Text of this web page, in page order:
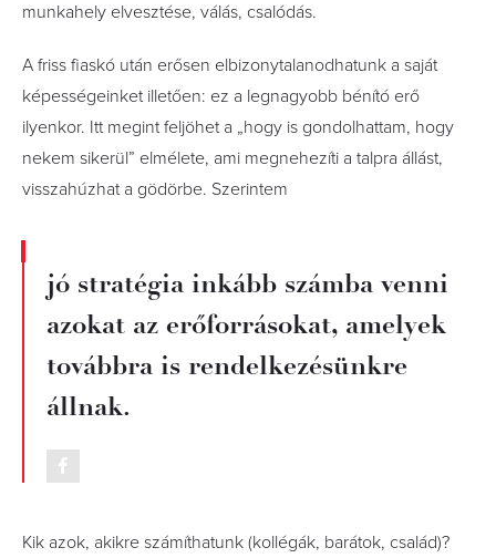
munkahely elvesztése, válás, csalódás.
A friss fiaskó után erősen elbizonytalanodhatunk a saját
képességeinket illetően: ez a legnagyobb bénító erő
ilyenkor. Itt megint feljöhet a „hogy is gondolhattam, hogy
nekem sikerül” elmélete, ami megnehezíti a talpra állást,
visszahúzhat a gödörbe. Szerintem
jó stratégia inkább számba venni
azokat az erőforrásokat, amelyek
továbbra is rendelkezésünkre
állnak.
Kik azok, akikre számíthatunk (kollégák, barátok, család)?